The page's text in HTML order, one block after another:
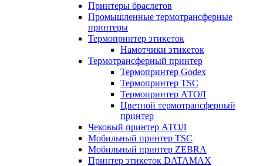
Принтеры браслетов
Промышленные термотрансферные
принтеры
Термопринтер этикеток
Намотчики этикеток
Термотрансферный принтер
Термопринтер Godex
Термопринтер TSC
Термопринтер АТОЛ
Цветной термотрансферный
принтер
Чековый принтер АТОЛ
Мобильный принтер TSC
Мобильный принтер ZEBRA
Принтер этикеток DATAMAX